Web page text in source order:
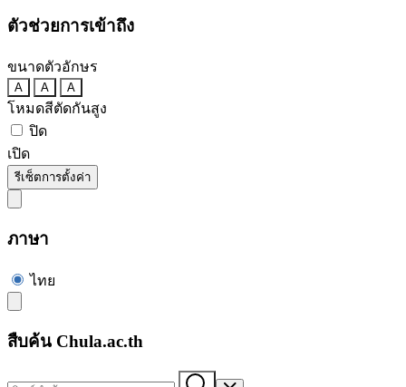
ตัวช่วยการเข้าถึง
ขนาดตัวอักษร
A A A
โหมดสีตัดกันสูง
ปิด
เปิด
รีเซ็ตการตั้งค่า
ภาษา
ไทย
สืบค้น Chula.ac.th